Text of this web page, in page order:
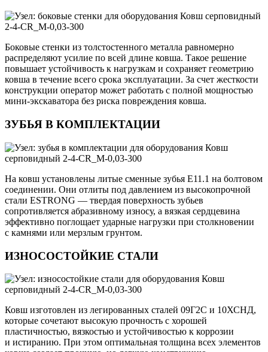
Боковые стенки из толстостенного металла равномерно
распределяют усилие по всей длине ковша. Такое решение
повышает устойчивость к нагрузкам и сохраняет геометрию
ковша в течение всего срока эксплуатации. За счет жесткости
конструкции оператор может работать с полной мощностью
мини-экскаватора без риска повреждения ковша.
ЗУБЬЯ В КОМПЛЕКТАЦИИ
На ковш установлены литые сменные зубья E11.1 на болтовом
соединении. Они отлиты под давлением из высокопрочной
стали ESTRONG — твердая поверхность зубьев
сопротивляется абразивному износу, а вязкая сердцевина
эффективно поглощает ударные нагрузки при столкновении
с камнями или мерзлым грунтом.
ИЗНОСОСТОЙКИЕ СТАЛИ
Ковш изготовлен из легированных сталей 09Г2С и 10ХСНД,
которые сочетают высокую прочность с хорошей
пластичностью, вязкостью и устойчивостью к коррозии
и истиранию. При этом оптимальная толщина всех элементов